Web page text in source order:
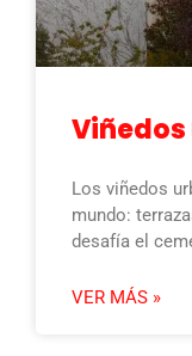
Los viñedos
mundo:
desafía el
VER MÁS »